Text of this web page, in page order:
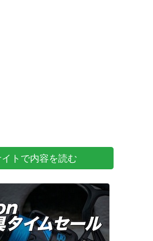
トで内容を読む